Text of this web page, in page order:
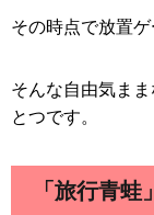
その時点で放置
そんな自由気ま
とつです。
「旅行青